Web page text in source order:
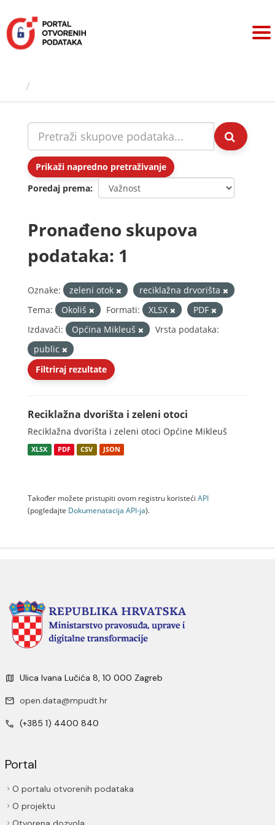
sadržaj
Prikaži napredno pretraživanje
Poredaj prema
Pronađeno skupova
podataka: 1
Oznake: zeleni otok
reciklažna drvorišta
Tema:
Okoliš Formati: XLSX
PDF
Izdavači:
Općina Mikleuš
Vrsta podataka:
public
Filtriraj rezultate
Reciklažna dvorišta i zeleni otoci
Reciklažna dvorišta i zeleni otoci Općine Mikleuš
XLSX PDF CSV JSON
Također možete pristupiti ovom registru koristeći API
(pogledajte Dokumenаtаcijа API-jа).